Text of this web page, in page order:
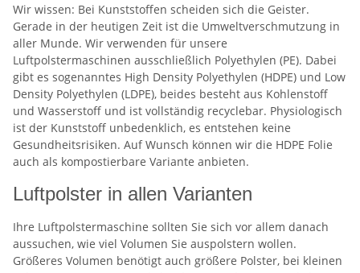
Wir wissen: Bei Kunststoffen scheiden sich die Geister.
Gerade in der heutigen Zeit ist die Umweltverschmutzung in
aller Munde. Wir verwenden für unsere
Luftpolstermaschinen ausschließlich Polyethylen (PE). Dabei
gibt es sogenanntes High Density Polyethylen (HDPE) und Low
Density Polyethylen (LDPE), beides besteht aus Kohlenstoff
und Wasserstoff und ist vollständig recyclebar. Physiologisch
ist der Kunststoff unbedenklich, es entstehen keine
Gesundheitsrisiken. Auf Wunsch können wir die HDPE Folie
auch als kompostierbare Variante anbieten.
Luftpolster in allen Varianten
Ihre Luftpolstermaschine sollten Sie sich vor allem danach
aussuchen, wie viel Volumen Sie auspolstern wollen.
Größeres Volumen benötigt auch größere Polster, bei kleinen